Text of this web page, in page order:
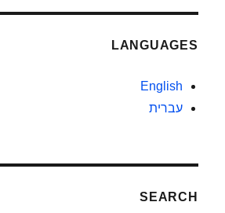
LANGUAGES
English
עברית
SEARCH